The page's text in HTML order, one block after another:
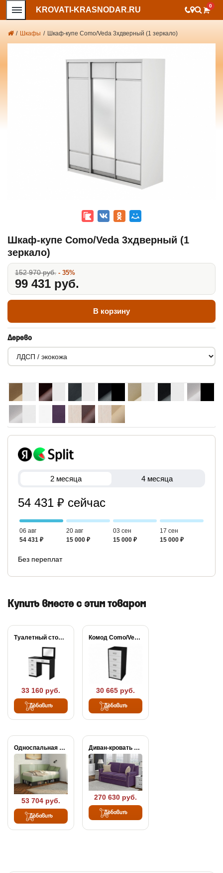
KROVATI-KRASNODAR.RU 0
/ Шкафы / Шкаф-купе Como/Veda 3хдверный (1 зеркало)
Шкаф-купе Como/Veda 3хдверный (1
зеркало)
152 970 руб. - 35%
99 431 руб.
В корзину
Дерево
2 месяца 4 месяца
54 431 ₽ сейчас
06 авг
54 431 ₽
20 авг
15 000 ₽
03 сен
15 000 ₽
17 сен
15 000 ₽
Без переплат
Купить вместе с этим товаром
Туалетный столик левый...
33 160 руб.
Добавить
Комод Como/Veda 5...
30 665 руб.
Добавить
Односпальная кровать тахта...
53 704 руб.
Добавить
Диван-кровать Synergy Grace
270 630 руб.
Добавить